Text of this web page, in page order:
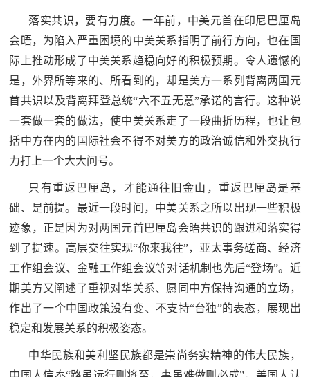
民
国
防
弟
兵
子
弟
兵
国
防
员
国
防
动
员
人
防
空
防
国
防
落实共识，要有力度。一年前，中美元首在印尼巴厘岛
会晤，为陷入严重困境的中美关系指明了前行方向，也在国
际上推动形成了中美关系趋稳向好的积极预期。令人遗憾的
是，外界所等来的、所看到的，却是美方一系列背离两国元
首共识以及背离拜登总统“六不五无意”承诺的言行。这种说
一套做一套的做法，使中美关系走了一段曲折历程，也让包
括中方在内的国际社会不得不对美方的政治诚信和外交执行
力打上一个大大问号。
只有重返巴厘岛，才能通往旧金山，重返巴厘岛是基
础、是前提。最近一段时间，中美关系之所以出现一些积极
迹象，正是因为对两国元首巴厘岛会晤共识的跟进和落实得
到了提速。高层交往实现“你来我往”，亚太事务磋商、经济
工作组会议、金融工作组会议等对话机制也先后“登场”。近
期美方又阐述了重视对华关系、愿同中方保持沟通的立场，
作出了一个中国政策没有变、不支持“台独”的表态，展现出
稳定和发展关系的积极姿态。
中华民族和美利坚民族都是崇尚务实精神的伟大民族，